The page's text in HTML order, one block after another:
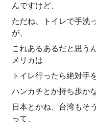
んですけど、
ただね、トイレで手洗
が、
これあるあるだと思う
メリカは
トイレ行ったら絶対手
ハンカチとか持ち歩か
日本とかね、台湾もそ
って、